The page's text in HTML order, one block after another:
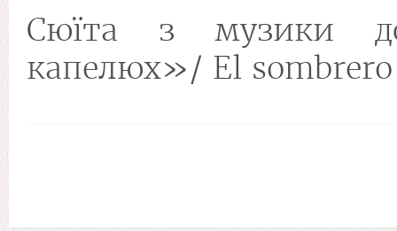
Сюїта з музики
капелюх»/ El sombrero